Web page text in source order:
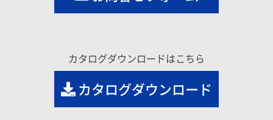
カタログダウンロードはこちら
カタログダウンロード